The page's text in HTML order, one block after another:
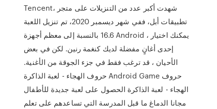
Tencent، شهدت أكبر عدد من التنزيلات على متجر
تطبيقات أبل، ففي شهر ديسمبر 2020، تم تنزيل اللعبة
16.6 بالنسبة إلى معظم أجهزة Android ، يمكنك اختيار
إحدى أغانٍ مفضلة لديك كنغمة رنين. لكن في بعض
الأحيان ، قد ترغب فقط في جزء الجوقة من الأغنية.
حروف الهجاء - لعبة الذاكرة Android Game حروف
الهجاء - لعبة الذاكرة الحصول على لعبة جديدة للأطفال
مجانا الدماغ ما قبل المدرسة التي تساعدهم على تعلم